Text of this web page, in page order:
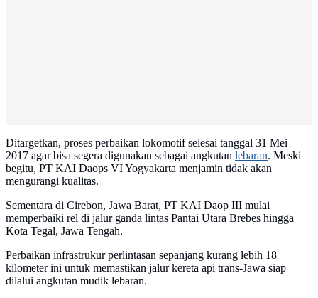
Ditargetkan, proses perbaikan lokomotif selesai tanggal 31 Mei
2017 agar bisa segera digunakan sebagai angkutan lebaran. Meski
begitu, PT KAI Daops VI Yogyakarta menjamin tidak akan
mengurangi kualitas.
Sementara di Cirebon, Jawa Barat, PT KAI Daop III mulai
memperbaiki rel di jalur ganda lintas Pantai Utara Brebes hingga
Kota Tegal, Jawa Tengah.
Perbaikan infrastrukur perlintasan sepanjang kurang lebih 18
kilometer ini untuk memastikan jalur kereta api trans-Jawa siap
dilalui angkutan mudik lebaran.